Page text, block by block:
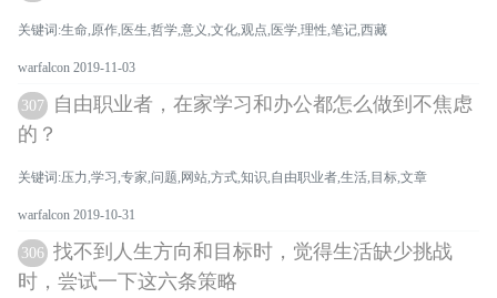
关键词:生命,原作,医生,哲学,意义,文化,观点,医学,理性,笔记,西藏
warfalcon 2019-11-03
307
自由职业者，在家学习和办公都怎么做到不焦虑
的？
关键词:压力,学习,专家,问题,网站,方式,知识,自由职业者,生活,目标,文章
warfalcon 2019-10-31
306 找不到人生方向和目标时，觉得生活缺少挑战
时，尝试一下这六条策略